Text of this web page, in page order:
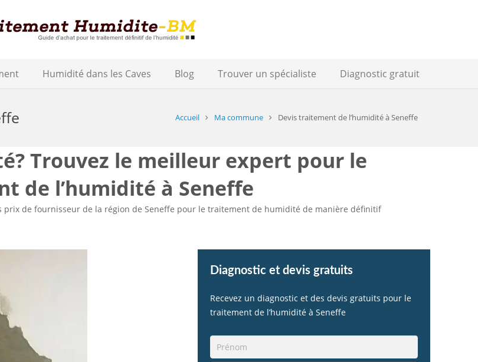
Humidité dans les Caves Blog Trouver un spécialiste Diagnostic gratuit
Accueil Ma commune Devis traitement de l’humidité à Seneffe
Trouvez le meilleur expert pour le
de l’humidité à Seneffe
prix de fournisseur de la région de Seneffe pour le traitement de humidité de manière définitif
Diagnostic et devis gratuits
Recevez un diagnostic et des devis gratuits pour le
traitement de l’humidité à Seneffe